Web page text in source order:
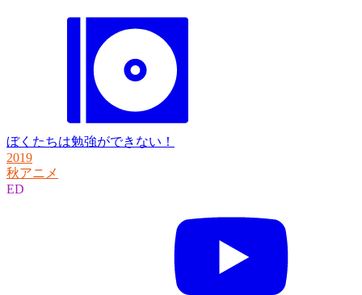
ぼくたちは勉強ができない！
2019
秋アニメ
ED